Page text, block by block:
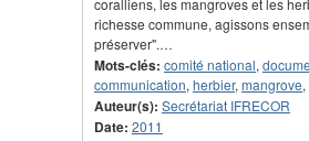
coralliens, les mangroves et les
richesse commune, agissons
préserver".…
Mots-clés: comité national,
communication,herbier,mangrove,
Auteur(s): Secrétariat IFRECOR
Date: 2011